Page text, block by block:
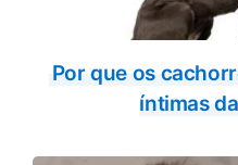
Por que os
íntimas